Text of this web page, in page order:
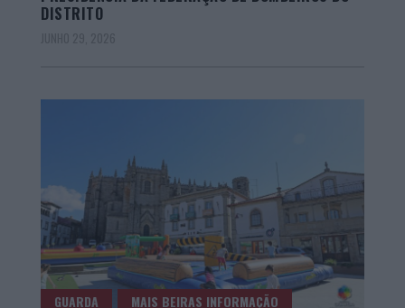
DISTRITO
GUARDA MAIS BEIRAS INFORMAÇÃO